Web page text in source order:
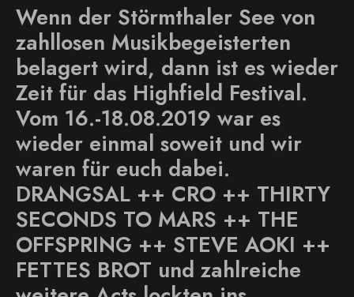
Wenn der Störmthaler See von
zahllosen Musikbegeisterten
belagert wird, dann ist es wieder
Zeit für das Highfield Festival.
Vom 16.-18.08.2019 war es
wieder einmal soweit und wir
waren für euch dabei.
DRANGSAL ++ CRO ++ THIRTY
SECONDS TO MARS ++ THE
OFFSPRING ++ STEVE AOKI ++
FETTES BROT und zahlreiche